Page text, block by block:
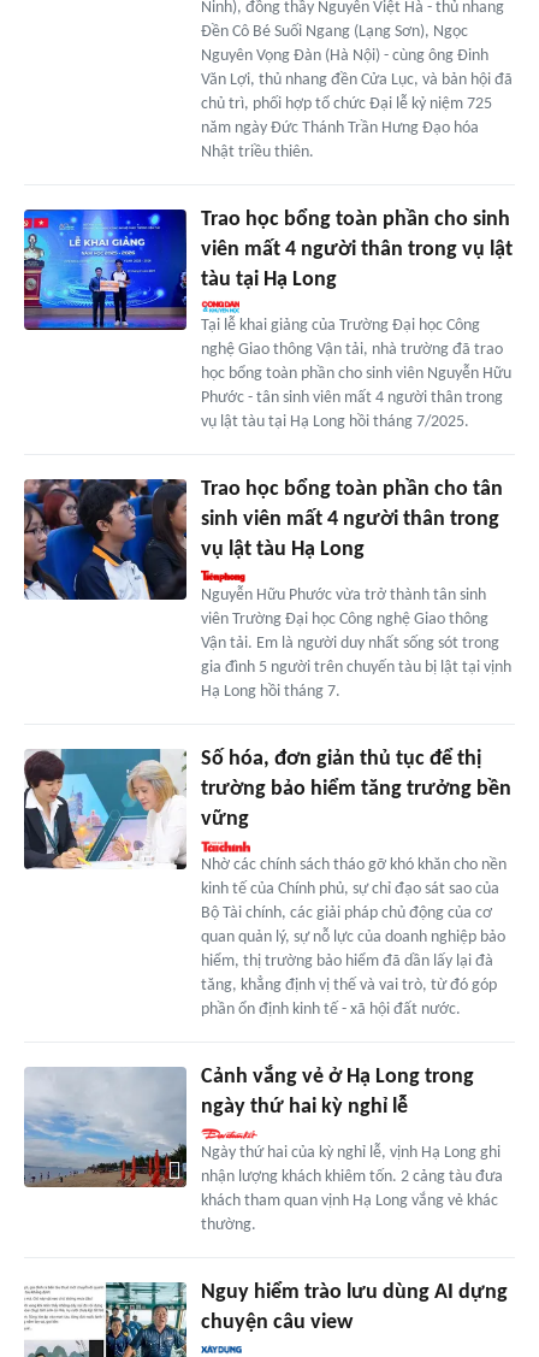
Ninh), đồng thầy Nguyễn Việt Hà - thủ nhang
Đền Cô Bé Suối Ngang (Lạng Sơn), Ngọc
Nguyên Vọng Đàn (Hà Nội) - cùng ông Đinh
Văn Lợi, thủ nhang đền Cửa Lục, và bản hội đã
chủ trì, phối hợp tổ chức Đại lễ kỷ niệm 725
năm ngày Đức Thánh Trần Hưng Đạo hóa
Nhật triều thiên.
Trao học bổng toàn phần cho sinh
viên mất 4 người thân trong vụ lật
tàu tại Hạ Long
Tại lễ khai giảng của Trường Đại học Công
nghệ Giao thông Vận tải, nhà trường đã trao
học bổng toàn phần cho sinh viên Nguyễn Hữu
Phước - tân sinh viên mất 4 người thân trong
vụ lật tàu tại Hạ Long hồi tháng 7/2025.
Trao học bổng toàn phần cho tân
sinh viên mất 4 người thân trong
vụ lật tàu Hạ Long
Nguyễn Hữu Phước vừa trở thành tân sinh
viên Trường Đại học Công nghệ Giao thông
Vận tải. Em là người duy nhất sống sót trong
gia đình 5 người trên chuyến tàu bị lật tại vịnh
Hạ Long hồi tháng 7.
Số hóa, đơn giản thủ tục để thị
trường bảo hiểm tăng trưởng bền
vững
Nhờ các chính sách tháo gỡ khó khăn cho nền
kinh tế của Chính phủ, sự chỉ đạo sát sao của
Bộ Tài chính, các giải pháp chủ động của cơ
quan quản lý, sự nỗ lực của doanh nghiệp bảo
hiểm, thị trường bảo hiểm đã dần lấy lại đà
tăng, khẳng định vị thế và vai trò, từ đó góp
phần ổn định kinh tế - xã hội đất nước.
Cảnh vắng vẻ ở Hạ Long trong
ngày thứ hai kỳ nghỉ lễ
Ngày thứ hai của kỳ nghỉ lễ, vịnh Hạ Long ghi
nhận lượng khách khiêm tốn. 2 cảng tàu đưa
khách tham quan vịnh Hạ Long vắng vẻ khác
thường.
Nguy hiểm trào lưu dùng AI dựng
chuyện câu view